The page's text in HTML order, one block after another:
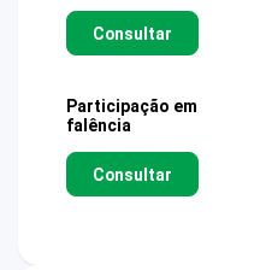
Consultar
Participação em
falência
Consultar